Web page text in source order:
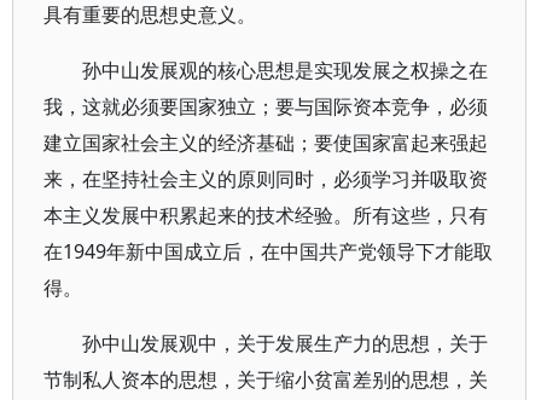
具有重要的思想史意义。
孙中山发展观的核心思想是实现发展之权操之在
我，这就必须要国家独立；要与国际资本竞争，必须
建立国家社会主义的经济基础；要使国家富起来强起
来，在坚持社会主义的原则同时，必须学习并吸取资
本主义发展中积累起来的技术经验。所有这些，只有
在1949年新中国成立后，在中国共产党领导下才能取
得。
孙中山发展观中，关于发展生产力的思想，关于
节制私人资本的思想，关于缩小贫富差别的思想，关